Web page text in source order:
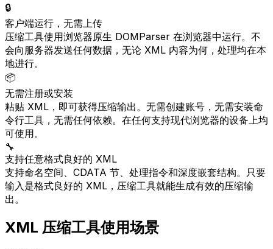
🔒
客户端运行，无需上传
压缩工具使用浏览器原生 DOMParser 在浏览器中运行。不
会向服务器发送任何数据，无论 XML 内容为何，处理均在本
地进行。
📦
无需注册或安装
粘贴 XML，即可获得压缩输出。无需创建账号，无需安装命
令行工具，无需任何依赖。在任何支持现代浏览器的设备上均
可使用。
🔧
支持任意格式良好的 XML
支持命名空间、CDATA 节、处理指令和深度嵌套结构。只要
输入是格式良好的 XML，压缩工具就能生成有效的压缩输
出。
XML 压缩工具使用场景